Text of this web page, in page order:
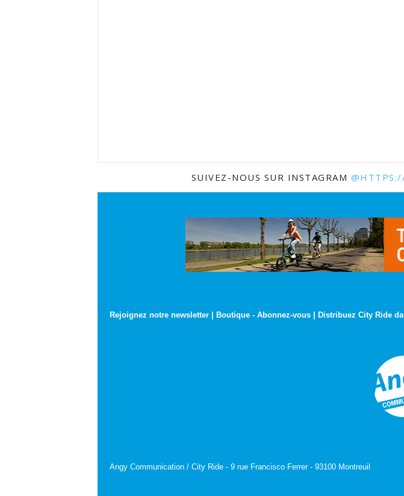
SUIVEZ-NOUS SUR INSTAGRAM
Rejoignez notre newsletter| Boutique- Abonnez-vous| Distribuez City Ride
Angy Communication / City Ride - 9 rue Francisco Ferrer - 93100 Montreuil